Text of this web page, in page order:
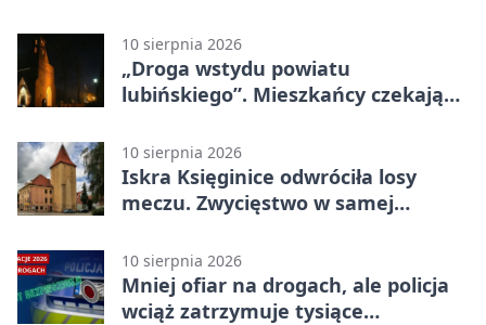
10 sierpnia 2026
„Droga wstydu powiatu
lubińskiego”. Mieszkańcy czekają
10 sierpnia 2026
Iskra Księginice odwróciła losy
meczu. Zwycięstwo w samej
10 sierpnia 2026
Mniej ofiar na drogach, ale policja
wciąż zatrzymuje tysiące